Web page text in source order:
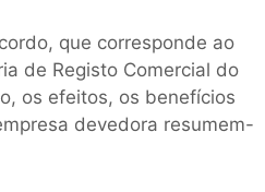
que corresponde ao
de Registo Comercial do
os efeitos, os benefícios
devedora resumem-